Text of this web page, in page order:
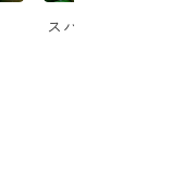
スパティフィラム